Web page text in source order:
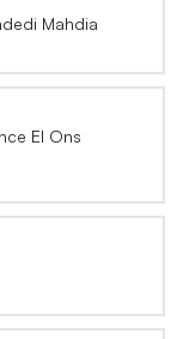
Mahdia
El Ons